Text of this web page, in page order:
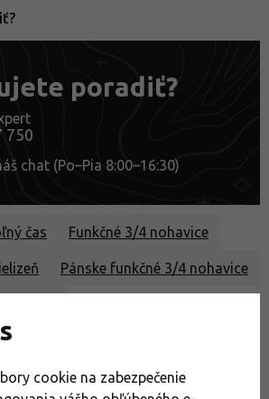
poradiť?
750
chat (Po–Pia 8:00–16:30)
čas Funkčné 3/4 nohavice
Pánske funkčné 3/4 nohavice
skialpy
bielizeň Funkčná bielizeň na skialpy
cookie na zabezpečenie